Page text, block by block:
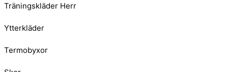
Träningskläder Herr
Ytterkläder
Termobyxor